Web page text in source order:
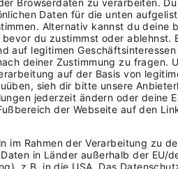
wie aus